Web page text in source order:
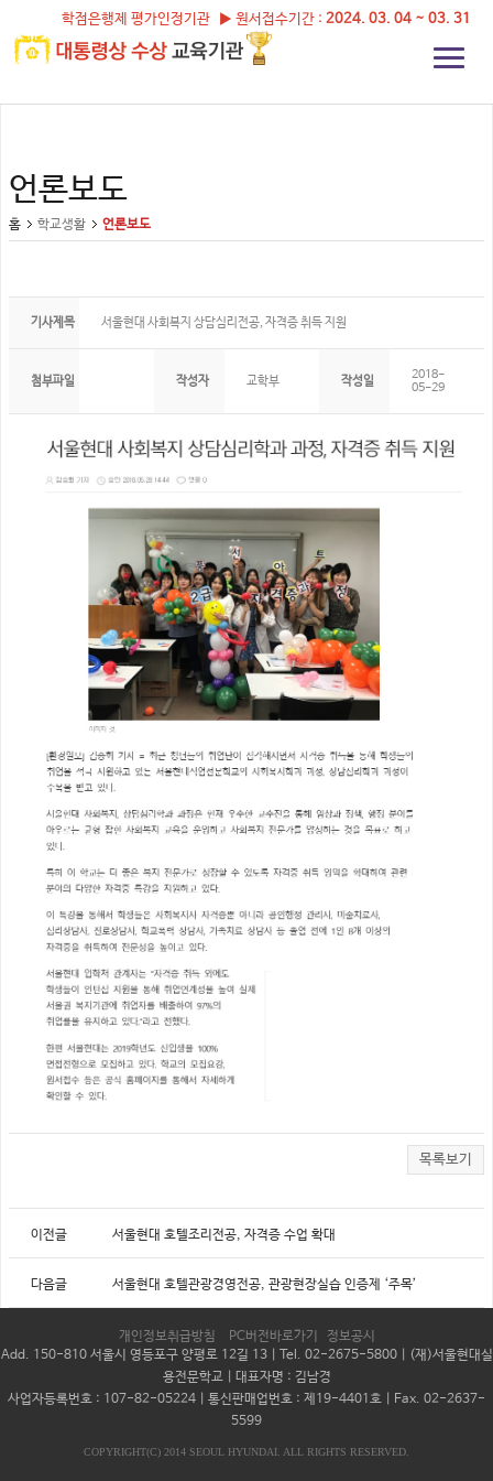
학점은행제 평가인정기관 ▶ 원서접수기간 : 2024. 03. 04 ~ 03. 31
언론보도
홈 학교생활 언론보도
기사제목 서울현대 사회복지 상담심리전공, 자격증 취득 지원
첨부파일 작성자 교학부 작성일
2018-
05-29
목록보기
이전글 서울현대 호텔조리전공, 자격증 수업 확대
다음글 서울현대 호텔관광경영전공, 관광현장실습 인증제 ‘주목’
개인정보취급방침 PC버전바로가기
정보공시
Add. 150-810 서울시 영등포구 양평로 12길 13 | Tel. 02-2675-5800 | (재)서울현대실
용전문학교 | 대표자명 : 김남경
사업자등록번호 : 107-82-05224 | 통신판매업번호 : 제19-4401호 | Fax. 02-2637-
5599
COPYRIGHT(C) 2014 SEOUL HYUNDAI. ALL RIGHTS RESERVED.